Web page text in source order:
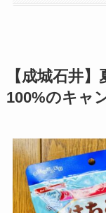
【成城石井
100%のキャ